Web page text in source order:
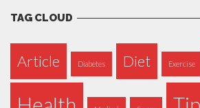
TAG CLOUD
Article Diabetes Diet Exercise